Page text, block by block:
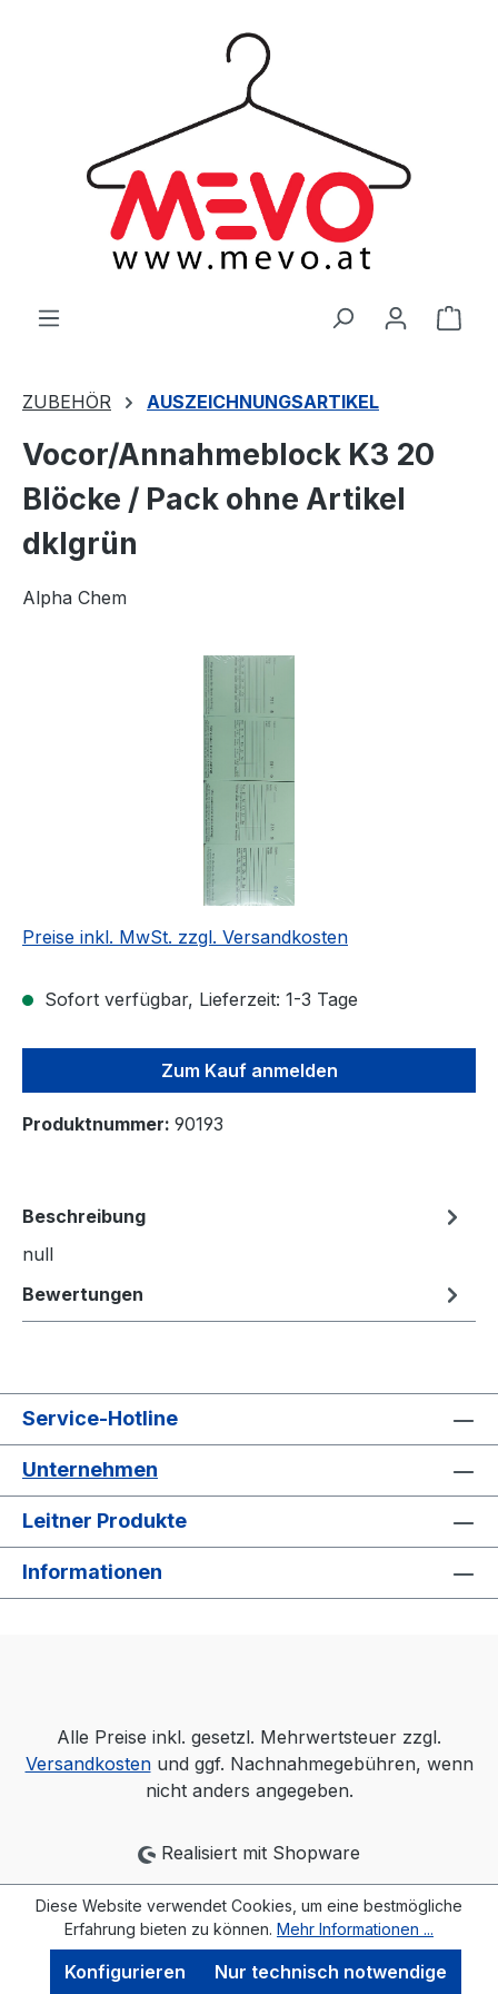
ZUBEHÖR AUSZEICHNUNGSARTIKEL
Vocor/Annahmeblock K3 20
Blöcke / Pack ohne Artikel
dklgrün
Alpha Chem
Bildergalerie überspringen
Preise inkl. MwSt. zzgl. Versandkosten
Sofort verfügbar, Lieferzeit: 1-3 Tage
Zum Kauf anmelden
Produktnummer: 90193
Beschreibung
null
Bewertungen
Service-Hotline
Unternehmen
Leitner Produkte
Informationen
Alle Preise inkl. gesetzl. Mehrwertsteuer zzgl.
Versandkostenund ggf. Nachnahmegebühren, wenn
nicht anders angegeben.
Realisiert mit Shopware
Diese Website verwendet Cookies, um eine bestmögliche
Erfahrung bieten zu können. Mehr Informationen ...
Nur technisch notwendige
Konfigurieren